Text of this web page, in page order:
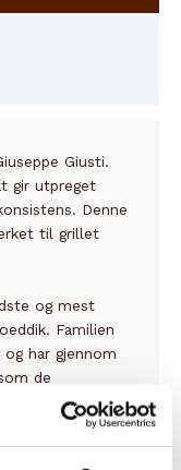
Giusti.
gir utpreget
Denne
til grillet
og mest
Familien
har gjennom
de
De forener
ingrediensene,
kvalitet og arv.